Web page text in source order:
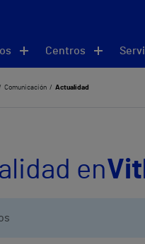
Centros
Comunicación Actualidad
en